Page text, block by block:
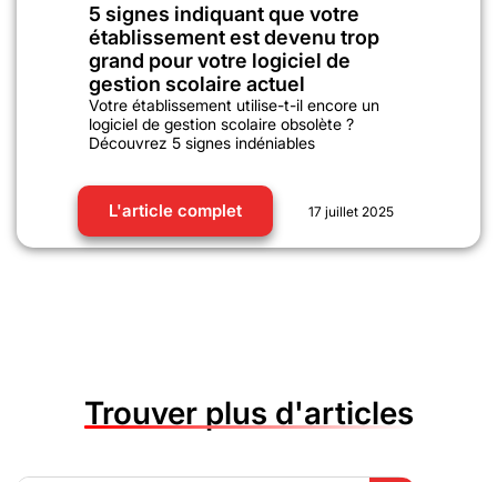
5 signes indiquant que votre
établissement est devenu trop
grand pour votre logiciel de
gestion scolaire actuel
Votre établissement utilise-t-il encore un
logiciel de gestion scolaire obsolète ?
Découvrez 5 signes indéniables
L'article complet 17 juillet 2025
Trouver plus d'articles
Search Button